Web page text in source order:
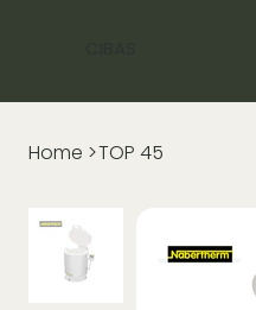
Home >TOP 45